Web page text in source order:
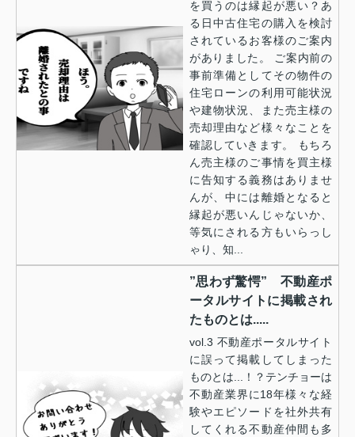
を買うのは縁起が悪い？あ
る日中古住宅の購入を検討
されているお客様のご案内
がありました。 ご案内前の
事前準備としてその物件の
住宅ローンの利用可能状況
や建物状況、また売主様の
売却理由など様々なことを
確認していきます。 もちろ
ん売主様のご事情を買主様
に告知する義務はありませ
んが、中には離婚となると
縁起が悪いんじゃないか、
等気にされる方もいらっし
ゃり、知...
”思わず驚愕” 不動産ポ
ータルサイトに掲載され
たものとは.....
vol.3 不動産ポータルサイト
に誤って掲載してしまった
ものとは...！？テンチョーは
不動産業界に18年様々な経
験やエピソードを社外共有
してくれる不動産仲間も多